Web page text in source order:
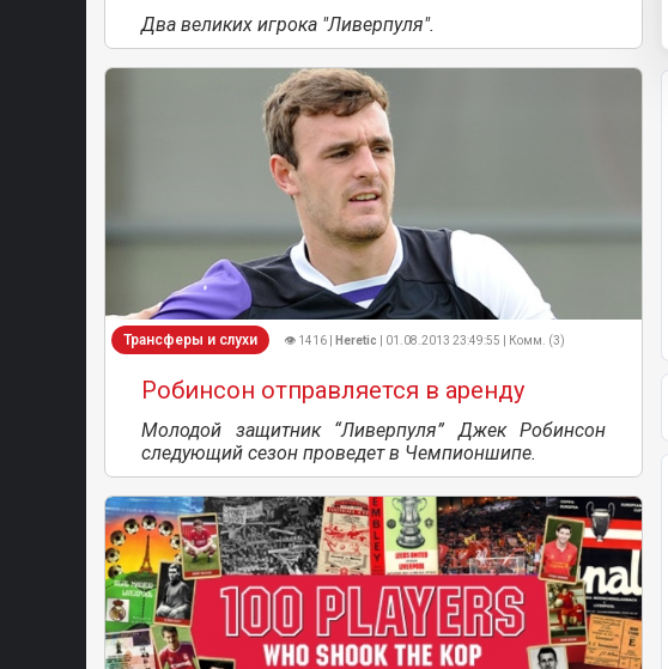
Два великих игрока "Ливерпуля".
Трансферы и слухи 👁 1416 | Heretic | 01.08.2013 23:49:55 | Комм. (3)
Робинсон отправляется в аренду
Молодой защитник “Ливерпуля” Джек Робинсон
следующий сезон проведет в Чемпионшипе.